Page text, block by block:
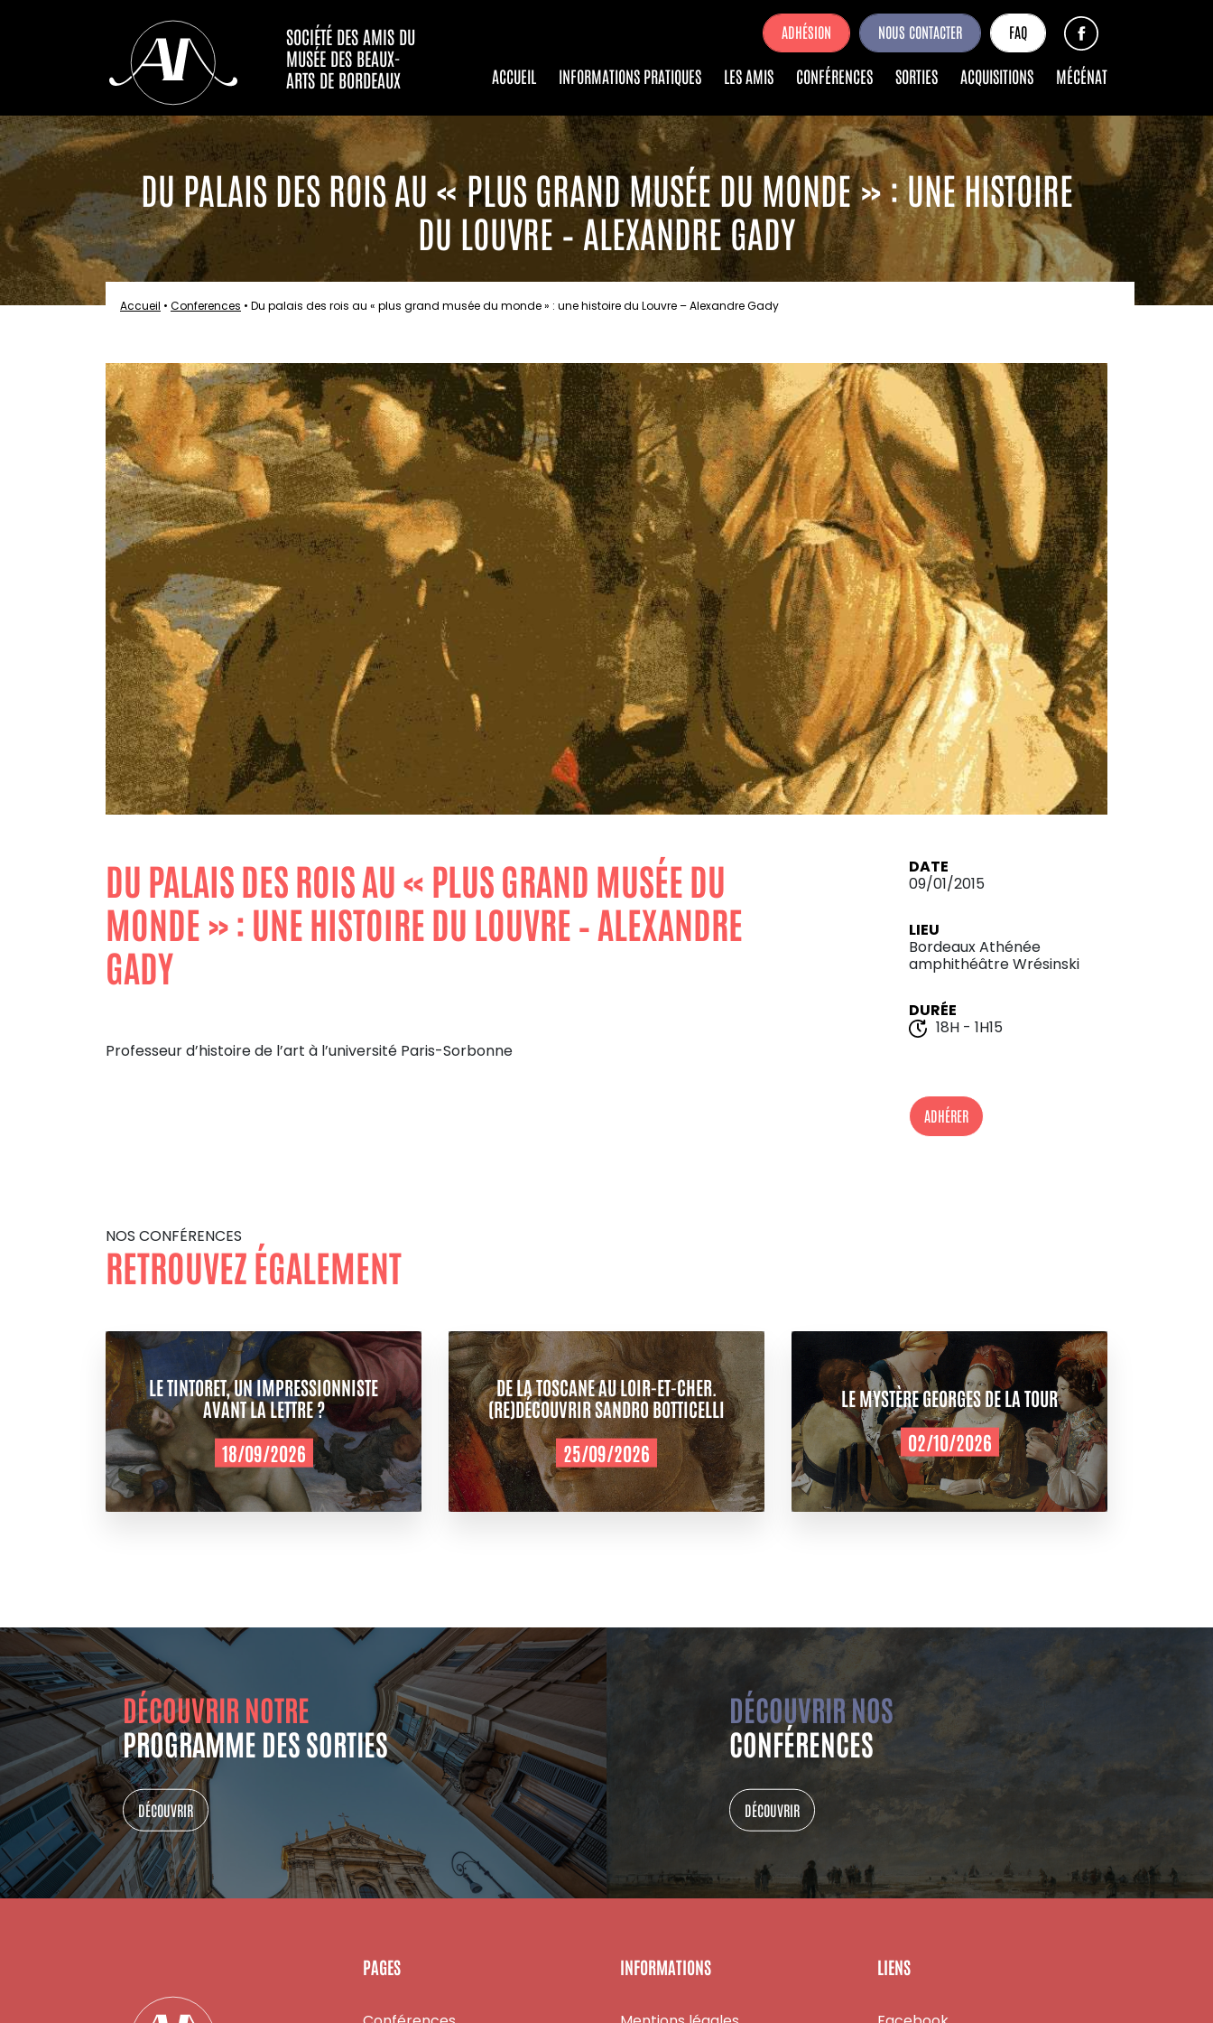
SOCIÉTÉ DES AMIS DU
MUSÉE DES BEAUX-
ARTS DE BORDEAUX
ADHÉSION NOUS CONTACTER FAQ
ACCUEIL INFORMATIONS PRATIQUES LES AMIS CONFÉRENCES SORTIES ACQUISITIONS MÉCÉNAT
DU PALAIS DES ROIS AU « PLUS GRAND MUSÉE DU MONDE » : UNE HISTOIRE
DU LOUVRE – ALEXANDRE GADY
Accueil • Conferences • Du palais des rois au « plus grand musée du monde » : une histoire du Louvre – Alexandre Gady
DU PALAIS DES ROIS AU « PLUS GRAND MUSÉE DU
MONDE » : UNE HISTOIRE DU LOUVRE – ALEXANDRE
GADY
Professeur d’histoire de l’art à l’université Paris-Sorbonne
DATE
09/01/2015
LIEU
Bordeaux Athénée
amphithéâtre Wrésinski
DURÉE
18H - 1H15
ADHÉRER
NOS CONFÉRENCES
RETROUVEZ ÉGALEMENT
LE TINTORET, UN IMPRESSIONNISTE
AVANT LA LETTRE ?
18/09/2026
DE LA TOSCANE AU LOIR-ET-CHER.
(RE)DÉCOUVRIR SANDRO BOTTICELLI
25/09/2026
LE MYSTÈRE GEORGES DE LA TOUR
02/10/2026
DÉCOUVRIR NOTRE
PROGRAMME DES SORTIES
DÉCOUVRIR
DÉCOUVRIR NOS
CONFÉRENCES
DÉCOUVRIR
PAGES INFORMATIONS LIENS